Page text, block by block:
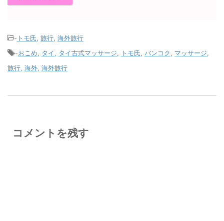
- トモ氏 旅行 海外旅行
-おこめ タイ タイ古式マッサージ トモ氏 バンコク マッサージ
旅行 海外 海外旅行
コメントを残す